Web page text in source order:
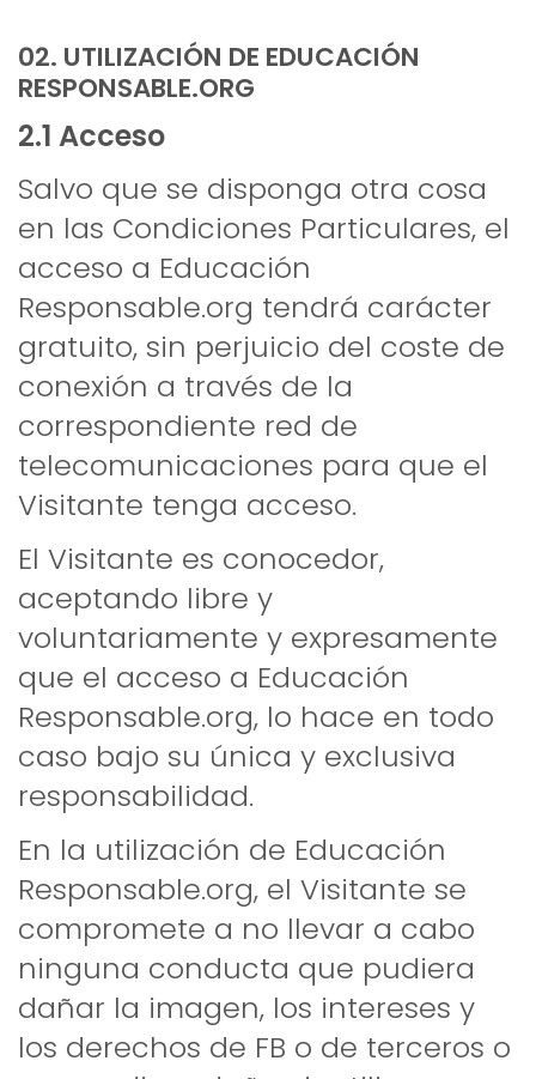
02. UTILIZACIÓN DE EDUCACIÓN
RESPONSABLE.ORG
2.1 Acceso
Salvo que se disponga otra cosa
en las Condiciones Particulares, el
acceso a Educación
Responsable.org tendrá carácter
gratuito, sin perjuicio del coste de
conexión a través de la
correspondiente red de
telecomunicaciones para que el
Visitante tenga acceso.
El Visitante es conocedor,
aceptando libre y
voluntariamente y expresamente
que el acceso a Educación
Responsable.org, lo hace en todo
caso bajo su única y exclusiva
responsabilidad.
En la utilización de Educación
Responsable.org, el Visitante se
compromete a no llevar a cabo
ninguna conducta que pudiera
dañar la imagen, los intereses y
los derechos de FB o de terceros o